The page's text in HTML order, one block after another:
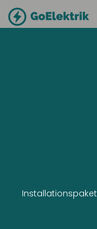
Installationspaket